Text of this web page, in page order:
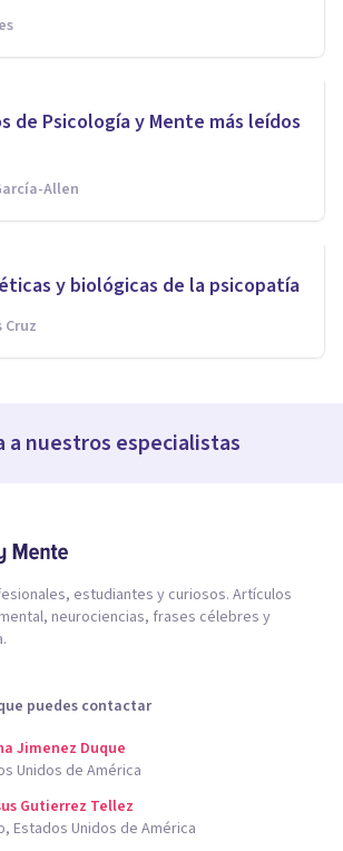
de Psicología y Mente más leídos
Allen
y biológicas de la psicopatía
Cruz
a nuestros especialistas
estudiantes y curiosos. Artículos
neurociencias, frases célebres y
puedes contactar
Jimenez Duque
Unidos de América
Gutierrez Tellez
Estados Unidos de América